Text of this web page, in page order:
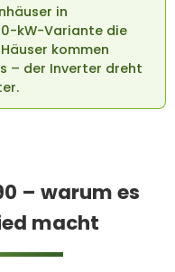
in
kW-Variante die
kommen
– der Inverter dreht
– warum es
macht